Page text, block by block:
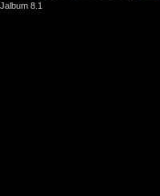
Jalbum 8.1